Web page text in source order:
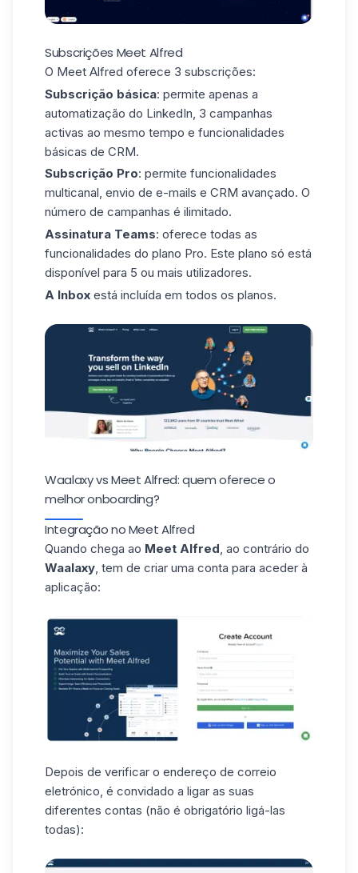
Subscrições Meet Alfred
O Meet Alfred oferece 3 subscrições:
Subscrição básica: permite apenas a
automatização do LinkedIn, 3 campanhas
activas ao mesmo tempo e funcionalidades
básicas de CRM.
Subscrição Pro: permite funcionalidades
multicanal, envio de e-mails e CRM avançado. O
número de campanhas é ilimitado.
Assinatura Teams: oferece todas as
funcionalidades do plano Pro. Este plano só está
disponível para 5 ou mais utilizadores.
A Inbox está incluída em todos os planos.
Waalaxy vs Meet Alfred: quem oferece o
melhor onboarding?
Integração no Meet Alfred
Quando chega ao Meet Alfred, ao contrário do
Waalaxy, tem de criar uma conta para aceder à
aplicação:
Depois de verificar o endereço de correio
eletrónico, é convidado a ligar as suas
diferentes contas (não é obrigatório ligá-las
todas):